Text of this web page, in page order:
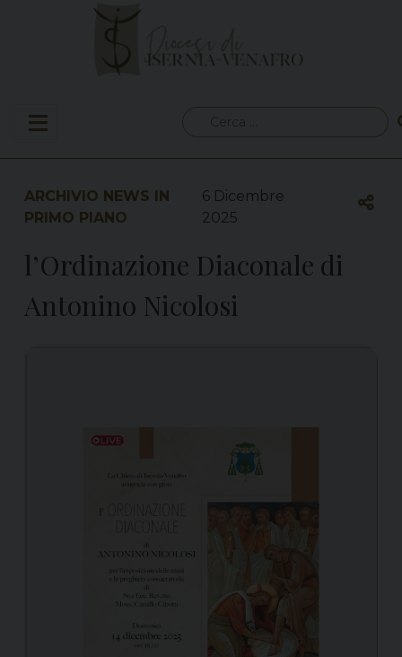
per:
ARCHIVIO NEWS IN
PRIMO PIANO
6 Dicembre
2025
l’Ordinazione Diaconale di
Antonino Nicolosi